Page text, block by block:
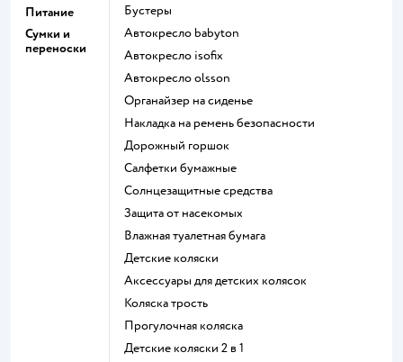
Питание
Сумки и
переноски
Бустеры
Автокресло babyton
Автокресло isofix
Автокресло olsson
Органайзер на сиденье
Накладка на ремень безопасности
Дорожный горшок
Салфетки бумажные
Солнцезащитные средства
Защита от насекомых
Влажная туалетная бумага
Детские коляски
Аксессуары для детских колясок
Коляска трость
Прогулочная коляска
Детские коляски 2 в 1